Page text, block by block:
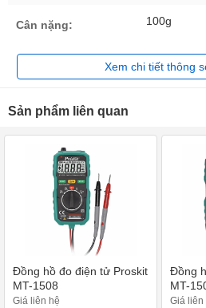
Cân nặng: 100g
Xem chi tiết thông
Sản phẩm liên quan
Đồng hồ đo điện tử Proskit
MT-1508
Giá liên hệ
Đồng
MT-
Giá liên